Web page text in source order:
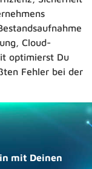
Cloud-
optimierst Du
Fehler bei der
mit Deinen